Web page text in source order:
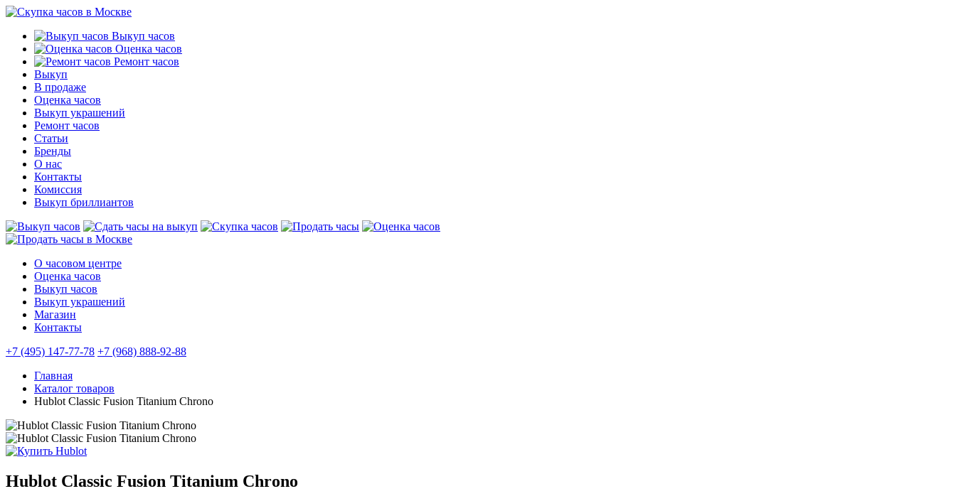
Выкуп часов
Оценка часов
Ремонт часов
Выкуп
В продаже
Оценка часов
Выкуп украшений
Ремонт часов
Статьи
Бренды
О нас
Контакты
Комиссия
Выкуп бриллиантов
О часовом центре
Оценка часов
Выкуп часов
Выкуп украшений
Магазин
Контакты
+7 (495) 147-77-78 +7 (968) 888-92-88
Главная
Каталог товаров
Hublot Classic Fusion Titanium Chrono
Hublot Classic Fusion Titanium Chrono